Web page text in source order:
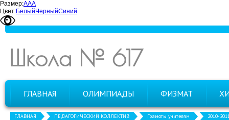
Размер:ААА
Цвет:БелыйЧерныйСиний
Школа № 617
ГЛАВНАЯ ОЛИМПИАДЫ ФИЗМАТ
ГЛАВНАЯ ПЕДАГОГИЧЕСКИЙ КОЛЛЕКТИВ Грамоты учителям 2010-